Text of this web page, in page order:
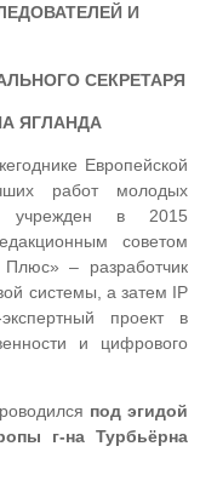
И
СЕКРЕТАРЯ
ЯГЛАНДА
Европейской
работ молодых
учрежден в 2015
советом
Плюс» – разработчик
системы, а затем IP
проект в
и цифрового
под эгидой
г-на Турбьёрна